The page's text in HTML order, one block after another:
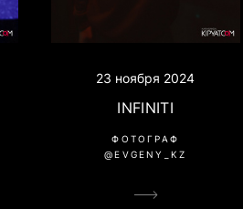
23 ноября 2024
INFINITI
ФОТОГРАФ
@EVGENY_KZ